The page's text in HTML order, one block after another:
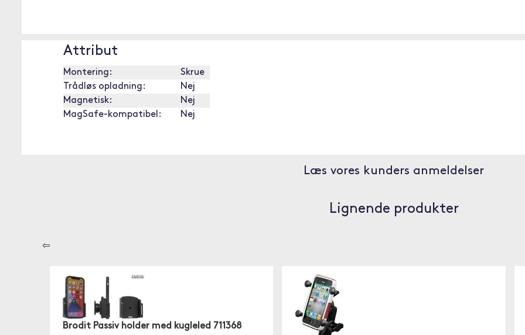
Attribut
Montering:
Skrue
Trådløs opladning:
Nej
Magnetisk:
Nej
MagSafe-kompatibel:
Nej
Læs vores kunders anmeldelser
Lignende produkter
⇦
Brodit Passiv holder med kugleled 711368